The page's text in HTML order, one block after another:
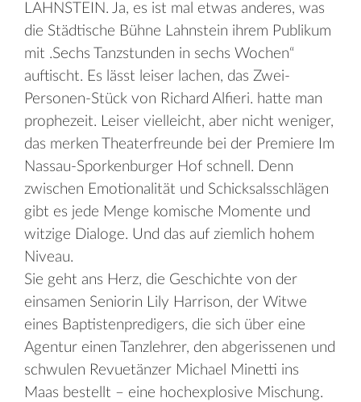
LAHNSTEIN. Ja, es ist mal etwas anderes, was
die Städtische Bühne Lahnstein ihrem Publikum
mit .Sechs Tanzstunden in sechs Wochen“
auftischt. Es lässt leiser lachen, das Zwei-
Personen-Stück von Richard Alfieri. hatte man
prophezeit. Leiser vielleicht, aber nicht weniger,
das merken Theaterfreunde bei der Premiere Im
Nassau-Sporkenburger Hof schnell. Denn
zwischen Emotionalität und Schicksalsschlägen
gibt es jede Menge komische Momente und
witzige Dialoge. Und das auf ziemlich hohem
Niveau.
Sie geht ans Herz, die Geschichte von der
einsamen Seniorin Lily Harrison, der Witwe
eines Baptistenpredigers, die sich über eine
Agentur einen Tanzlehrer, den abgerissenen und
schwulen Revuetänzer Michael Minetti ins
Maas bestellt – eine hochexplosive Mischung.